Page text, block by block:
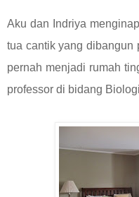
Aku dan Indriya
tua cantik yang dibangun
pernah menjadi rumah
professor di bidang